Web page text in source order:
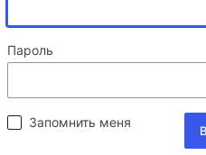
Пароль
Запомнить меня